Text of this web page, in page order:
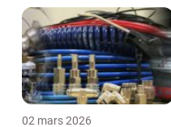
02 mars 2026